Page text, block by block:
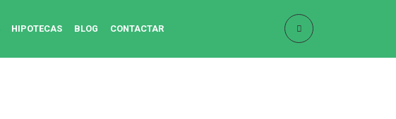
HIPOTECAS BLOG CONTACTAR